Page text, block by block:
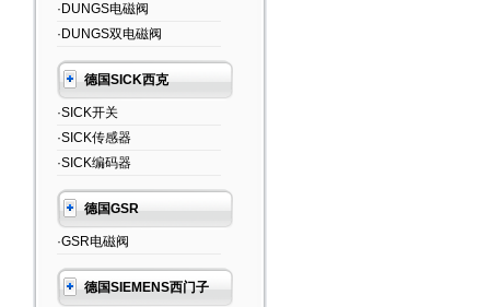
·DUNGS电磁阀
·DUNGS双电磁阀
德国SICK西克
·SICK开关
·SICK传感器
·SICK编码器
德国GSR
·GSR电磁阀
德国SIEMENS西门子